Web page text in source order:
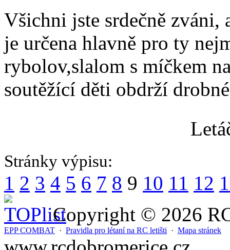
Všichni jste srdečně zváni,
je určena hlavně pro ty
rybolov,slalom s míčkem
soutěžící děti obdrží
Stránky výpisu:
1 2 3 4 5 6 7 8 9 10 11 12
Copyright © 2026
EPP COMBAT · Pravidla pro létaní na RC letišti · Mapa stránek